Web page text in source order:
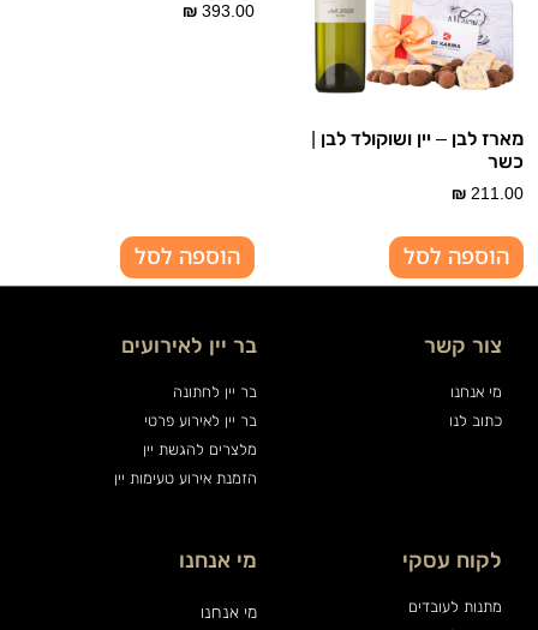
מארז לבן – יין ושוקולד לבן |
כשר
₪ 211.00
הוספה לסל
₪ 393.00
הוספה לסל
צור קשר
מי אנחנו
כתוב לנו
בר יין לאירועים
בר יין לחתונה
בר יין לאירוע פרטי
מלצרים להגשת יין
הזמנת אירוע טעימות יין
לקוח עסקי
מתנות לעובדים
מי אנחנו
מי אנחנו